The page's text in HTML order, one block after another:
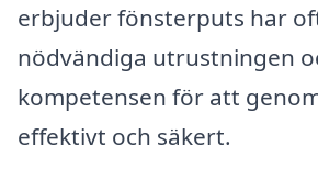
erbjuder fönsterputs har
nödvändiga utrustningen
kompetensen för att
effektivt och säkert.